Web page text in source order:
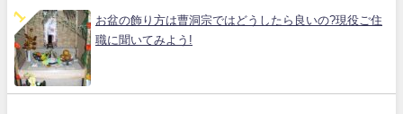
お盆の飾り方は曹洞宗ではどうしたら良いの?現役ご住
職に聞いてみよう!